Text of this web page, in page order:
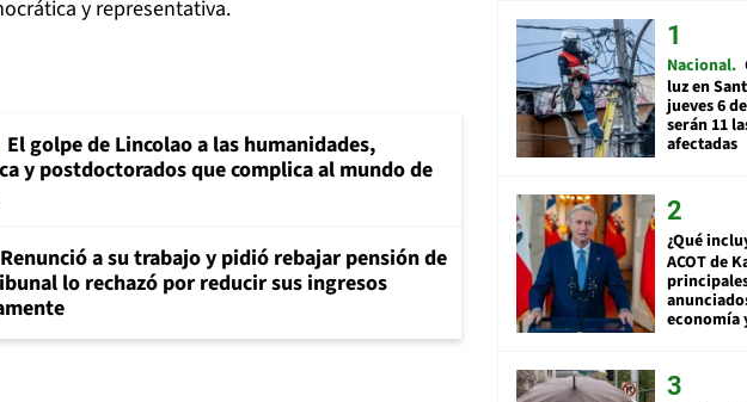
y representativa.
El golpe de Lincolao a las humanidades,
y postdoctorados que complica al mundo de
Renunció a su trabajo y pidió rebajar pensión de
lo rechazó por reducir sus ingresos
Nacional
luz en
jueves 6
serán 11
afectadas
¿Qué
ACOT de
economía